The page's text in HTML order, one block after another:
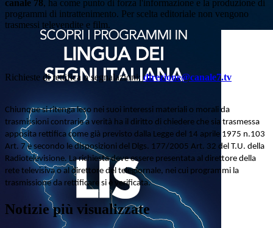
canale 78, ha come punto di forza l'informazione e la produzione di
programmi di intrattenimento. Per scelta editoriale non vengono
trasmessi televendite e film.
Richieste di rettifica o segnalazioni: direzione@canale7.tv
Chiunque si ritenga leso nei suoi interessi materiali o morali da
trasmissioni contrarie a verità ha il diritto di chiedere che sia trasmessa
apposita rettifica come già previsto dalla Legge del 14 aprile 1975 n.103
Art. 7 e secondo le disposizioni del Dlgs. 177/2005 Art. 32 del T.U. della
Radiotelevisione. La richiesta deve essere presentata al direttore della
rete televisiva o al direttore del telegiornale, nei cui programmi la
trasmissione da rettificare si è verificata.
Notizie più visualizzate